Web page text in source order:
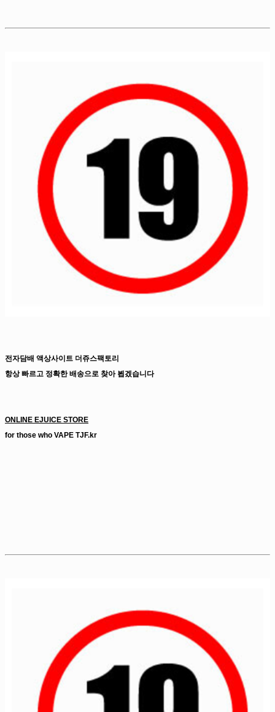
전자담배 액상사이트 더쥬스팩토리
항상 빠르고 정확한 배송으로 찾아 뵙겠습니다
ONLINE EJUICE STORE
for those who VAPE TJF.kr